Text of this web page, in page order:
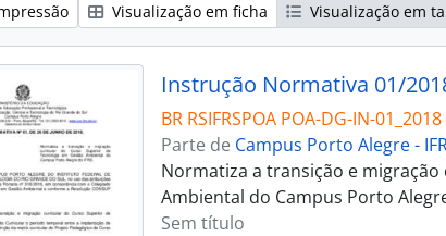
Visualização em ficha Visualização em
Instrução Normativa 01/
BR RSIFRSPOA POA-DG-IN-01_2018
Parte de Campus Porto Alegre -
Normatiza a transição e
Ambiental do Campus Porto
Sem título